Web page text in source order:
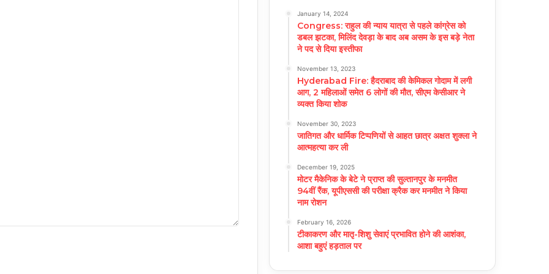
January 14, 2024
Congress: राहुल की न्याय यात्रा से पहले कांग्रेस को
डबल झटका, मिलिंद देवड़ा के बाद अब असम के इस बड़े नेता
ने पद से दिया इस्तीफा
November 13, 2023
Hyderabad Fire: हैदराबाद की केमिकल गोदाम में लगी
आग, 2 महिलाओं समेत 6 लोगों की मौत, सीएम केसीआर ने
व्यक्त किया शोक
November 30, 2023
जातिगत और धार्मिक टिप्पणियों से आहत छात्र अक्षत शुक्ला ने
आत्महत्या कर ली
December 19, 2025
मोटर मैकेनिक के बेटे ने प्राप्त की सुल्तानपुर के मनमीत
94वीं रैंक, यूपीएससी की परीक्षा क्रैक कर मनमीत ने किया
नाम रोशन
February 16, 2026
टीकाकरण और मातृ-शिशु सेवाएं प्रभावित होने की आशंका,
आशा बहुएं हड़ताल पर